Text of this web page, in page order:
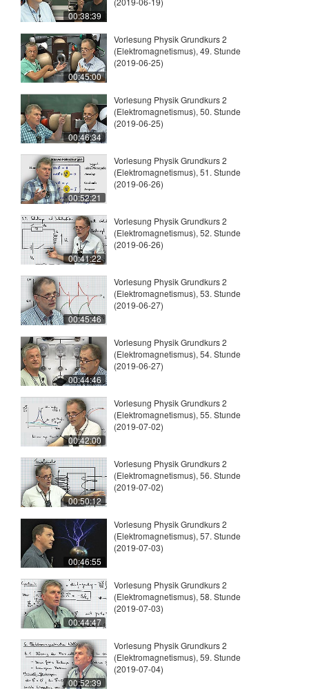
00:38:39
00:45:00
Vorlesung Physik Grundkurs 2
(Elektromagnetismus), 49. Stunde
(2019-06-25)
00:46:34
Vorlesung Physik Grundkurs 2
(Elektromagnetismus), 50. Stunde
(2019-06-25)
00:52:21
Vorlesung Physik Grundkurs 2
(Elektromagnetismus), 51. Stunde
(2019-06-26)
00:41:22
Vorlesung Physik Grundkurs 2
(Elektromagnetismus), 52. Stunde
(2019-06-26)
00:45:46
Vorlesung Physik Grundkurs 2
(Elektromagnetismus), 53. Stunde
(2019-06-27)
00:44:46
Vorlesung Physik Grundkurs 2
(Elektromagnetismus), 54. Stunde
(2019-06-27)
00:42:00
Vorlesung Physik Grundkurs 2
(Elektromagnetismus), 55. Stunde
(2019-07-02)
00:50:12
Vorlesung Physik Grundkurs 2
(Elektromagnetismus), 56. Stunde
(2019-07-02)
00:46:55
Vorlesung Physik Grundkurs 2
(Elektromagnetismus), 57. Stunde
(2019-07-03)
00:44:47
Vorlesung Physik Grundkurs 2
(Elektromagnetismus), 58. Stunde
(2019-07-03)
00:52:39
Vorlesung Physik Grundkurs 2
(Elektromagnetismus), 59. Stunde
(2019-07-04)